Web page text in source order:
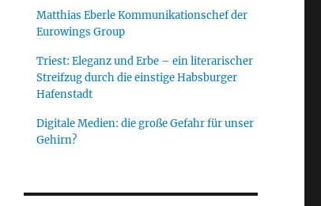
Lärm, der durch Triebwerksstrahl an
Matthias Eberle Kommunikationschef der
Eurowings Group
Triest: Eleganz und Erbe – ein literarischer
Streifzug durch die einstige Habsburger
Hafenstadt
Digitale Medien: die große Gefahr für unser
Gehirn?